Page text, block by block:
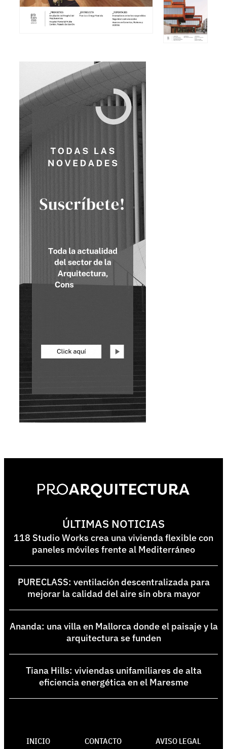
ÚLTIMAS NOTICIAS
118 Studio Works crea una vivienda flexible con
paneles móviles frente al Mediterráneo
PURECLASS: ventilación descentralizada para
mejorar la calidad del aire sin obra mayor
Ananda: una villa en Mallorca donde el paisaje y la
arquitectura se funden
Tiana Hills: viviendas unifamiliares de alta
eficiencia energética en el Maresme
INICIO CONTACTO AVISO LEGAL